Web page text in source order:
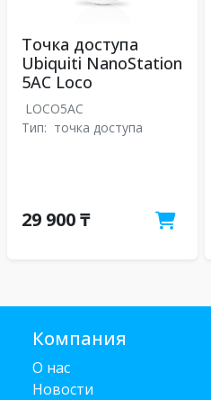
Точка доступа
Ubiquiti NanoStation
5AC Loco
LOCO5AC
Тип: точка доступа
29 900 ₸
Компания
О нас
Новости